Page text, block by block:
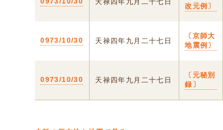
天禄四年九月二十七日
改元例〕
0973/10/30 天禄四年九月二十七日
〔京師大
地震例〕
0973/10/30 天禄四年九月二十七日
〔元秘別
録〕